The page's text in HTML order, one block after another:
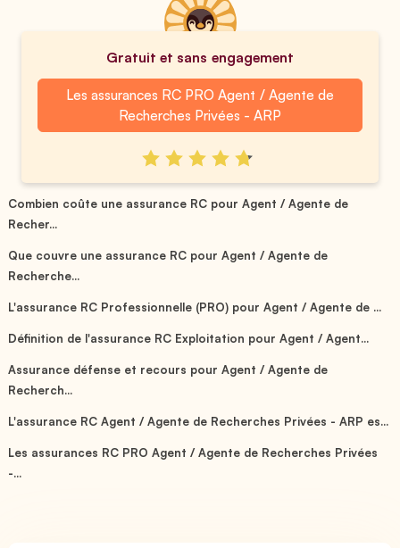
Gratuit et sans engagement
Les assurances RC PRO Agent / Agente de
Recherches Privées - ARP
Combien coûte une assurance RC pour Agent / Agente de
Recher...
Que couvre une assurance RC pour Agent / Agente de
Recherche...
L'assurance RC Professionnelle (PRO) pour Agent / Agente de ...
Définition de l'assurance RC Exploitation pour Agent / Agent...
Assurance défense et recours pour Agent / Agente de
Recherch...
L'assurance RC Agent / Agente de Recherches Privées - ARP es...
Les assurances RC PRO Agent / Agente de Recherches Privées
-...